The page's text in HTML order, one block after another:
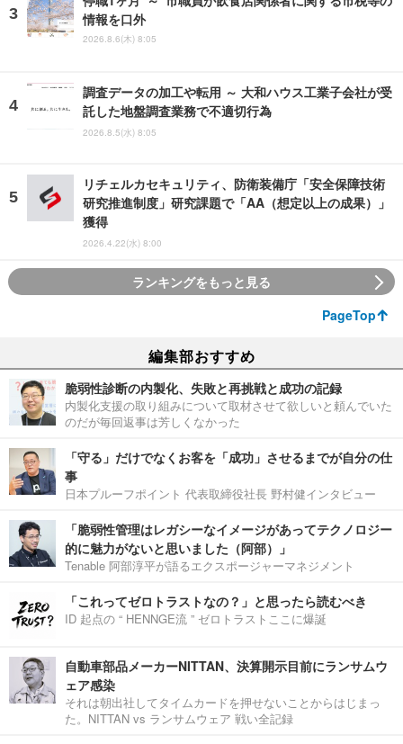
情報を口外
2026.8.6(木) 8:05
調査データの加工や転用 ～ 大和ハウス工業子会社が受
託した地盤調査業務で不適切行為
2026.8.5(水) 8:05
リチェルカセキュリティ、防衛装備庁「安全保障技術
研究推進制度」研究課題で「AA（想定以上の成果）」
獲得
2026.4.22(水) 8:00
ランキングをもっと見る
PageTop
編集部おすすめ
脆弱性診断の内製化、失敗と再挑戦と成功の記録
内製化支援の取り組みについて取材させて欲しいと頼んでいた
のだが毎回返事は芳しくなかった
「守る」だけでなくお客を「成功」させるまでが自分の仕
事
日本プルーフポイント 代表取締役社長 野村健インタビュー
「脆弱性管理はレガシーなイメージがあってテクノロジー
的に魅力がないと思いました（阿部）」
Tenable 阿部淳平が語るエクスポージャーマネジメント
「これってゼロトラストなの？」と思ったら読むべき
ID 起点の “ HENNGE流 ” ゼロトラストここに爆誕
自動車部品メーカーNITTAN、決算開示目前にランサムウ
ェア感染
それは朝出社してタイムカードを押せないことからはじまっ
た。NITTAN vs ランサムウェア 戦い全記録